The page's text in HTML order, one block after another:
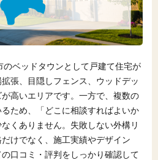
ベッドタウンとして戸建て住宅が
張、目隠しフェンス、ウッドデッ
高いエリアです。一方で、複数の
ため、「どこに相談すればよいか
くありません。失敗しない外構リ
けでなく、施工実績やデザイン
口コミ・評判をしっかり確認して